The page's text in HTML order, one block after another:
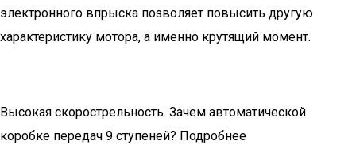
электронного впрыска позволяет повысить другую
характеристику мотора, а именно крутящий момент.
Высокая скорострельность. Зачем автоматической
коробке передач 9 ступеней? Подробнее